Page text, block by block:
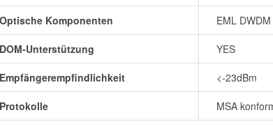
Optische Komponenten EML DWDM
DOM-Unterstützung YES
Empfängerempfindlichkeit <-23dBm
Protokolle MSA